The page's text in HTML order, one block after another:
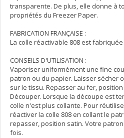
transparente. De plus, elle donne à
propriétés du Freezer Paper.
FABRICATION FRANÇAISE :
La colle réactivable 808 est
CONSEILS D'UTILISATION :
Vaporiser uniformément une fine
patron ou du papier. Laisser sécher
sur le tissu. Repasser au fer,
Découper. Lorsque la découpe est
colle n'est plus collante. Pour
réactiver la colle 808 en collant le
repasser, position satin. Votre
fois.